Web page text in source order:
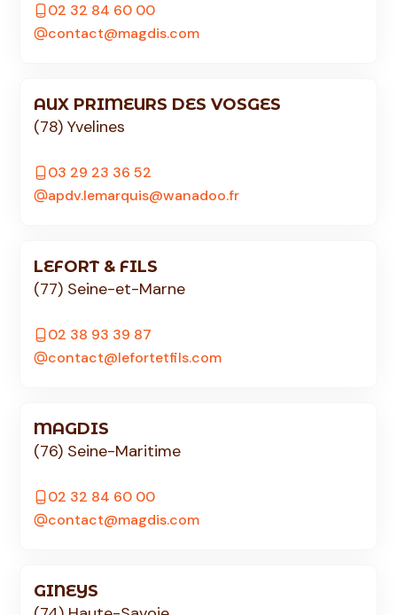
02 32 84 60 00
contact@magdis.com
AUX PRIMEURS DES VOSGES
(78) Yvelines
03 29 23 36 52
apdv.lemarquis@wanadoo.fr
LEFORT & FILS
(77) Seine-et-Marne
02 38 93 39 87
contact@lefortetfils.com
MAGDIS
(76) Seine-Maritime
02 32 84 60 00
contact@magdis.com
GINEYS